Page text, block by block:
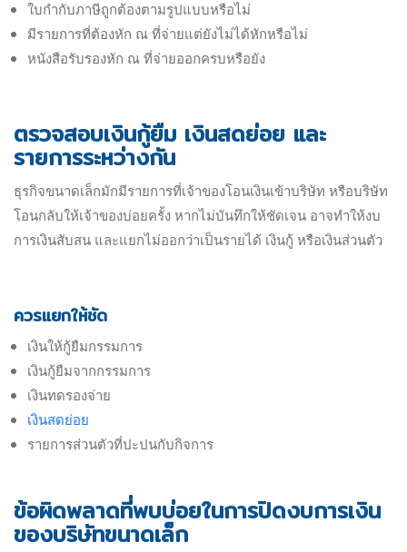
ใบกำกับภาษีถูกต้องตามรูปแบบหรือไม่
มีรายการที่ต้องหัก ณ ที่จ่ายแต่ยังไม่ได้หักหรือไม่
หนังสือรับรองหัก ณ ที่จ่ายออกครบหรือยัง
ตรวจสอบเงินกู้ยืม เงินสดย่อย และ
รายการระหว่างกัน
ธุรกิจขนาดเล็กมักมีรายการที่เจ้าของโอนเงินเข้าบริษัท หรือบริษัท
โอนกลับให้เจ้าของบ่อยครั้ง หากไม่บันทึกให้ชัดเจน อาจทำให้งบ
การเงินสับสน และแยกไม่ออกว่าเป็นรายได้ เงินกู้ หรือเงินส่วนตัว
ควรแยกให้ชัด
เงินให้กู้ยืมกรรมการ
เงินกู้ยืมจากกรรมการ
เงินทดรองจ่าย
เงินสดย่อย
รายการส่วนตัวที่ปะปนกับกิจการ
ข้อผิดพลาดที่พบบ่อยในการปิดงบการเงิน
ของบริษัทขนาดเล็ก